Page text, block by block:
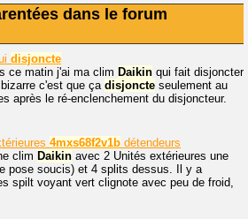
dans le forum
disjoncte
ce matin j'ai ma clim Daikin qui fait disjoncter
c'est que ça disjoncte seulement au
après le ré-enclenchement du disjoncteur.
4mxs68f2v1b détendeurs
clim Daikin avec 2 Unités extérieures une
pose soucis) et 4 splits dessus. Il y a
spilt voyant vert clignote avec peu de froid,